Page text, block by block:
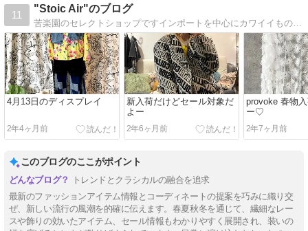
11
"Stoic Air"のブログ
苦楽園のセレクトショップですインポートを中心にカワイイものを集めてます
4月13日のディスプレイ
2年4ヶ月前
新入荷だけどセール対象だ
よー
2年6ヶ月前
provoke 春物
ー♡
2年7ヶ月前
このブログのここがポイント
トレンドとクラシカルの融合を追求
最新のファッションアイテム情報とコーディネートの提案を巧みに織り交
ぜ、新しい流行の風潮を的確に伝えます。春夏秋冬を通じて、繊細なレー
スや飾りの効いたアイテム、セール情報もわかりやすく展開され、装いの